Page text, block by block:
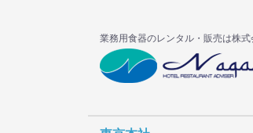
業務用食器のレンタル・販売は株